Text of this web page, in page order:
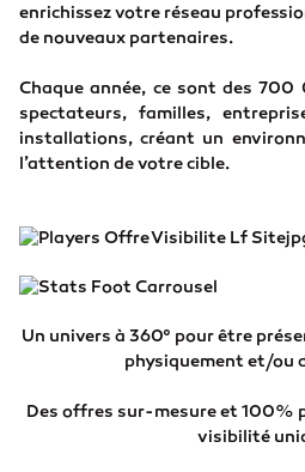
enrichissez votre réseau
de nouveaux partenaires.
Chaque année, ce sont des
spectateurs, familles,
installations, créant un
l’attention de votre cible.
Un univers à 360° pour être
physiquement et/ou
Des offres sur-mesure et 100%
visibilité